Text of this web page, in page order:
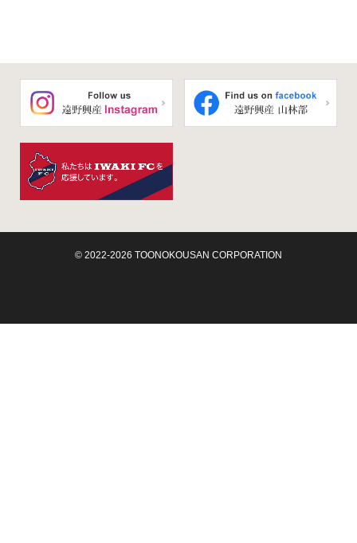
© 2022-2026 TOONOKOUSAN CORPORATION